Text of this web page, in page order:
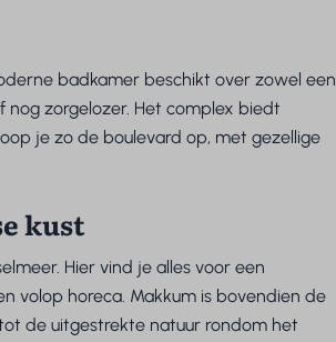
badkamer beschikt over zowel een
nog zorgelozer. Het complex biedt
je zo de boulevard op, met gezellige
kust
Hier vind je alles voor een
volop horeca. Makkum is bovendien de
de uitgestrekte natuur rondom het